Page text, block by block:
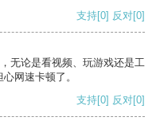
支持[0] 反对[0]
无论是看视频、玩游戏还是工
网速卡顿了。
支持[0] 反对[0]